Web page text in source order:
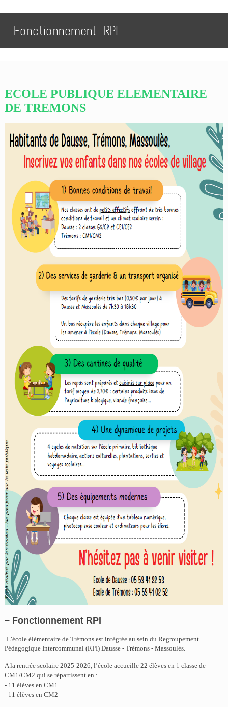
Fonctionnement RPI
ECOLE PUBLIQUE ELEMENTAIRE
DE TREMONS
– Fonctionnement RPI
L’école élémentaire de Trémons est intégrée au sein du Regroupement
Pédagogique Intercommunal (RPI) Dausse - Trémons - Massoulès.
A la rentrée scolaire 2025-2026, l’école accueille 22 élèves en 1 classe de
CM1/CM2 qui se répartissent en :
- 11 élèves en CM1
- 11 élèves en CM2